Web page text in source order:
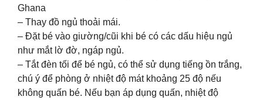
Ghana
– Thay đồ ngủ thoải mái.
– Đặt bé vào giường/cũi khi bé có các dấu hiệu ngủ
như mắt lờ đờ, ngáp ngủ.
– Tắt đèn tối để bé ngủ, có thể sử dụng tiếng ồn trắng,
chú ý để phòng ở nhiệt độ mát khoảng 25 độ nếu
không quấn bé. Nếu bạn áp dụng quấn, nhiệt độ